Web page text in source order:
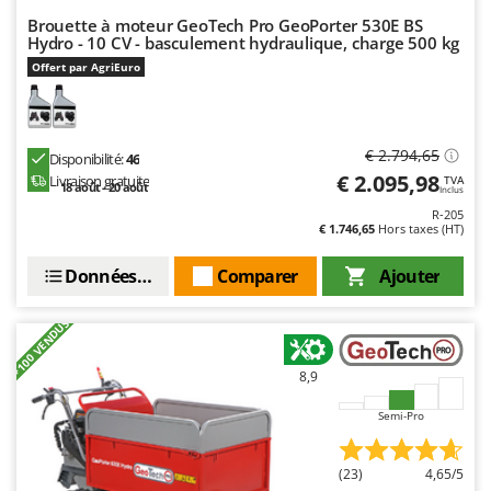
Shark
Silky
Simatech
Skil
Snapper
Spice Electronics
Spiralmac
Spring Protezione
Spyro
Stanley
Brouette à moteur GeoTech Pro GeoPorter 530E BS
Hydro - 10 CV - basculement hydraulique, charge 500 kg
Offert par AgriEuro
Disponibilité:46
Livraison gratuite
18 août - 20 août
€ 2.794,65
€ 2.095,98 TVA
Inclus
R-205
€ 1.746,65 Hors taxes (HT)
Ajouter
Comparer
Données techniques
+100 VENDUS 8,9
Semi-Pro
(23) 4,65/5